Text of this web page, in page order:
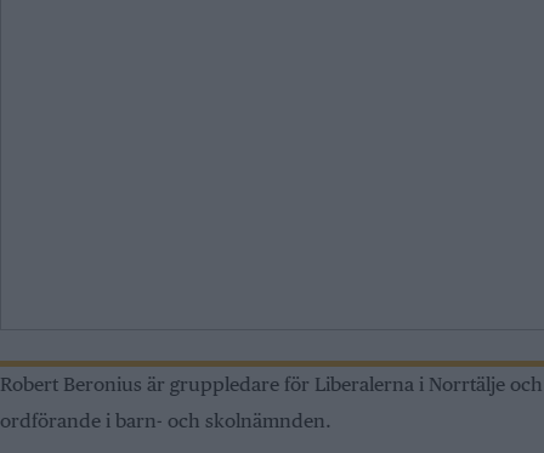
Robert Beronius är gruppledare för Liberalerna i Norrtälje och
ordförande i barn- och skolnämnden.